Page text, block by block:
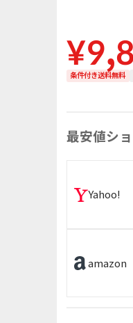
¥
条件付き送料無料
最安値シ
Yahoo!
amazon